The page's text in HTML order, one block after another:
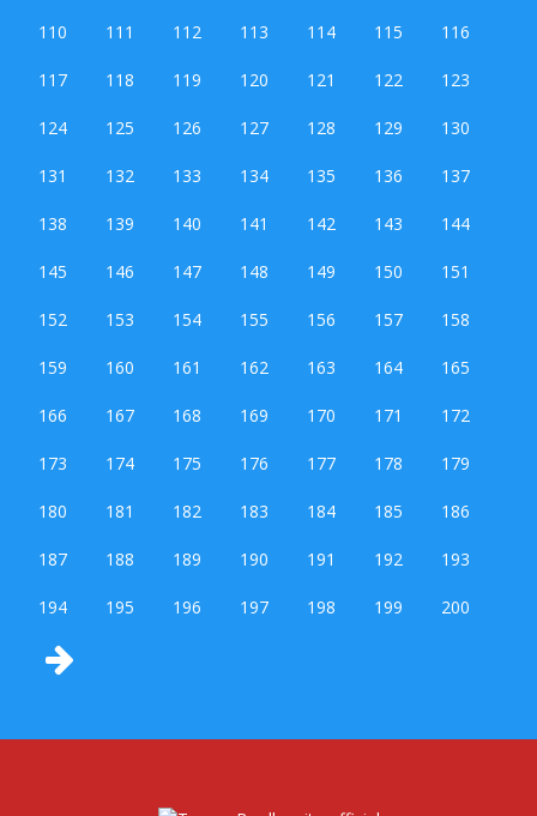
110 111 112 113 114 115 116
117 118 119 120 121 122 123
124 125 126 127 128 129 130
131 132 133 134 135 136 137
138 139 140 141 142 143 144
145 146 147 148 149 150 151
152 153 154 155 156 157 158
159 160 161 162 163 164 165
166 167 168 169 170 171 172
173 174 175 176 177 178 179
180 181 182 183 184 185 186
187 188 189 190 191 192 193
194 195 196 197 198 199 200